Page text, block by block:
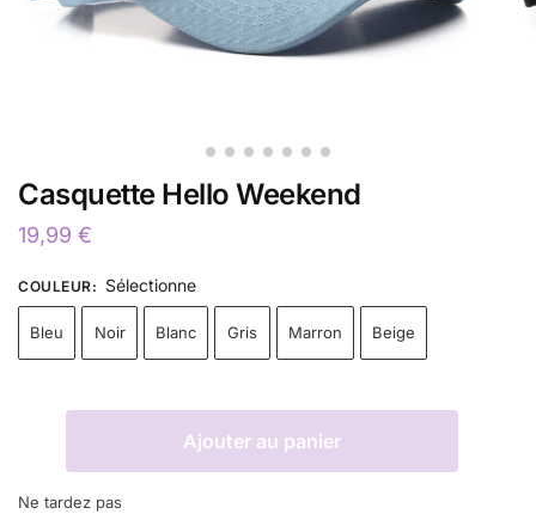
Casquette Hello Weekend
19,99 €
COULEUR: Sélectionne
Bleu Noir Blanc Gris Marron Beige
Ajouter au panier
Ne tardez pas